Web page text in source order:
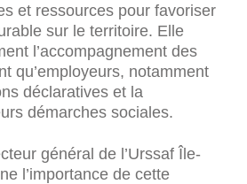
et ressources pour favoriser
sur le territoire. Elle
l’accompagnement des
qu’employeurs, notamment
déclaratives et la
démarches sociales.
général de l’Urssaf Île-
l’importance de cette